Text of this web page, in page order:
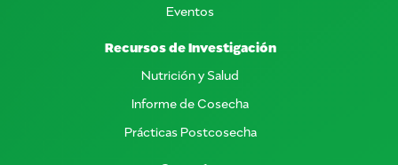
Eventos
Recursos de Investigación
Nutrición y Salud
Informe de Cosecha
Prácticas Postcosecha